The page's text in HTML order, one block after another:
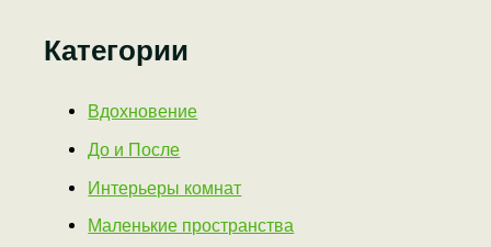
Категории
Вдохновение
До и После
Интерьеры комнат
Маленькие пространства